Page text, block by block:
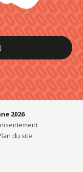
2026
du site